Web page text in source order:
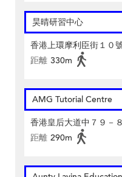
昊晴研習中心
香港上環摩利臣街１０
距離 330m
AMG Tutorial Centre
香港皇后大道中７９－
距離 290m